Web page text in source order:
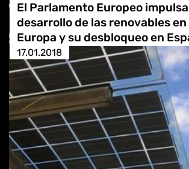
El Parlamento Europeo
desarrollo de las renovables en
Europa y su desbloqueo en
17.01.2018